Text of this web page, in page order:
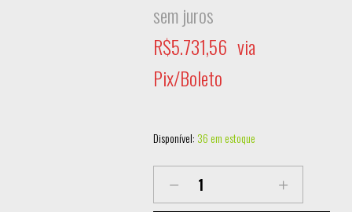
sem juros
R$5.731,56 via
Pix/Boleto
Disponível: 36 em estoque
VTG640